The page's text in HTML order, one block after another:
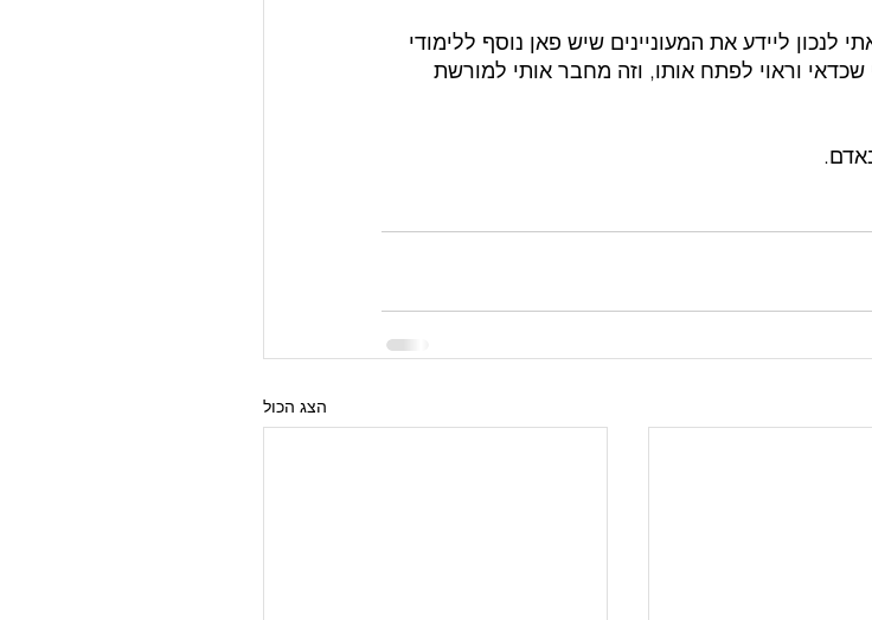
ליידע את המעוניינים שיש פאן נוסף ללימודי
שכדאי וראוי לפתח אותו, וזה מחבר אותי למורשת
הצג הכול